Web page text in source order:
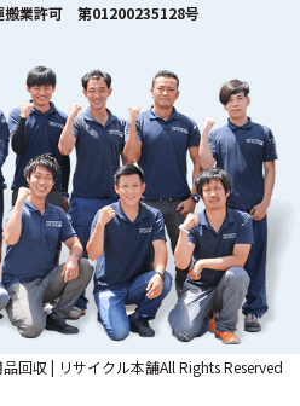
搬業許可 第01200235128号
回収 | リサイクル本舗All Rights Reserved